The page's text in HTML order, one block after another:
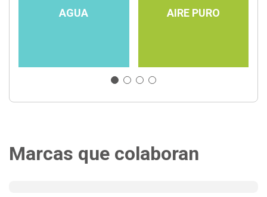
AGUA AIRE PURO
Marcas que colaboran